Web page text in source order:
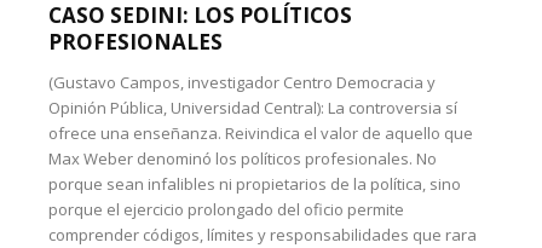
CASO SEDINI: LOS POLÍTICOS
PROFESIONALES
(Gustavo Campos, investigador Centro Democracia y
Opinión Pública, Universidad Central): La controversia sí
ofrece una enseñanza. Reivindica el valor de aquello que
Max Weber denominó los políticos profesionales. No
porque sean infalibles ni propietarios de la política, sino
porque el ejercicio prolongado del oficio permite
comprender códigos, límites y responsabilidades que rara